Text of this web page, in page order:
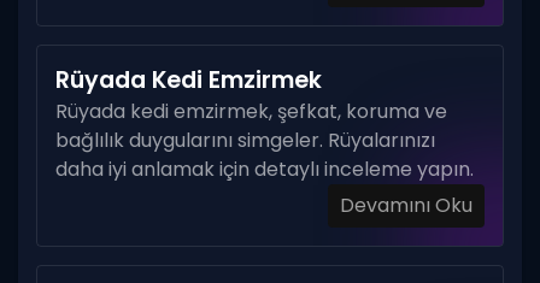
Rüyada Kedi Emzirmek
Rüyada kedi emzirmek, şefkat, koruma ve
bağlılık duygularını simgeler. Rüyalarınızı
daha iyi anlamak için detaylı inceleme yapın.
Devamını Oku